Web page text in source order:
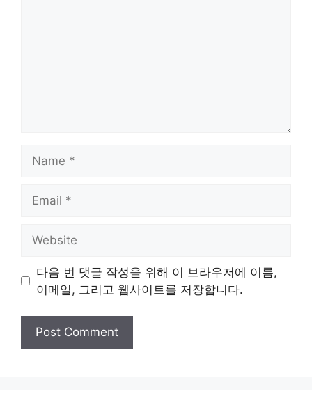
다음 번 댓글 작성을 위해 이 브라우저에 이름,
이메일, 그리고 웹사이트를 저장합니다.